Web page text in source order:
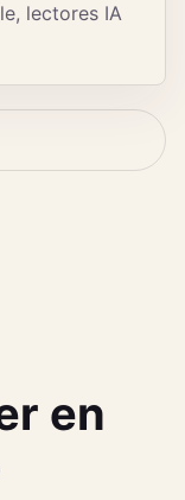
lectores IA
en